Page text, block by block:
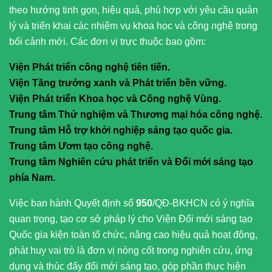
theo hướng tinh gọn, hiệu quả, phù hợp với yêu cầu quản
lý và triển khai các nhiệm vụ khoa học và công nghệ trong
bối cảnh mới. Các đơn vị trực thuộc bao gồm:
Viện Phát triển công nghệ tiên tiến.
Viện Tăng trưởng xanh và Phát triển bền vững.
Viện Phát triển Khoa học và Công nghệ Vùng.
Trung tâm Thử nghiệm và Thương mại hóa công nghệ.
Trung tâm Hỗ trợ khởi nghiệp sáng tạo quốc gia.
Trung tâm Ươm tạo công nghệ.
Trung tâm Nghiên cứu phát triển và Đổi mới sáng tạo
phía Nam.
Việc ban hành Quyết định số 950/QĐ-BKHCN có ý nghĩa
quan trọng, tạo cơ sở pháp lý cho Viện Đổi mới sáng tạo
Quốc gia kiện toàn tổ chức, nâng cao hiệu quả hoạt động,
phát huy vai trò là đơn vị nòng cốt trong nghiên cứu, ứng
dụng và thúc đẩy đổi mới sáng tạo, góp phần thực hiện